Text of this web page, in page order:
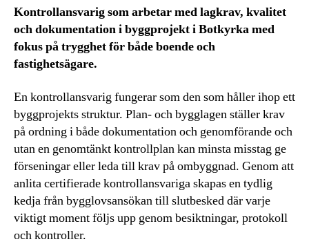
Kontrollansvarig som arbetar med lagkrav, kvalitet
och dokumentation i byggprojekt i Botkyrka med
fokus på trygghet för både boende och
fastighetsägare.
En kontrollansvarig fungerar som den som håller ihop ett
byggprojekts struktur. Plan- och bygglagen ställer krav
på ordning i både dokumentation och genomförande och
utan en genomtänkt kontrollplan kan minsta misstag ge
förseningar eller leda till krav på ombyggnad. Genom att
anlita certifierade kontrollansvariga skapas en tydlig
kedja från bygglovsansökan till slutbesked där varje
viktigt moment följs upp genom besiktningar, protokoll
och kontroller.